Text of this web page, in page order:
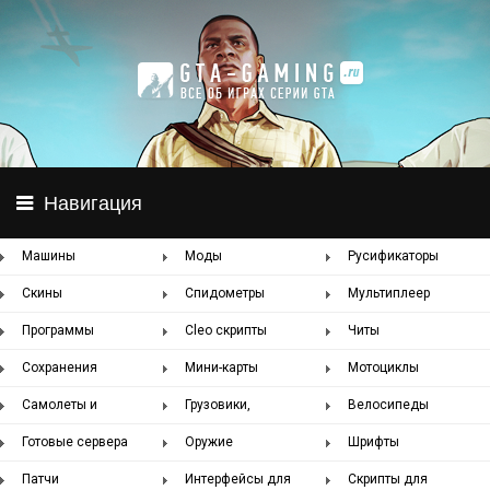
Навигация
Машины Моды Русификаторы
Скины Спидометры Мультиплеер
SAMP
Программы Cleo скрипты Читы
Сохранения Мини-карты Мотоциклы
Самолеты и
вертолеты
Грузовики,
автобусы
Велосипеды
Готовые сервера
SAMP
Оружие Шрифты
Патчи Интерфейсы для Скрипты для